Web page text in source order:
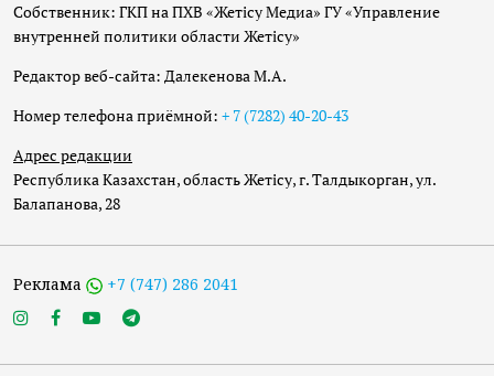
Собственник: ГКП на ПХВ «Жетісу Медиа» ГУ «Управление
внутренней политики области Жетісу»
Редактор веб-сайта: Далекенова М.А.
Номер телефона приёмной: + 7 (7282) 40-20-43
Адрес редакции
Республика Казахстан, область Жетісу, г. Талдыкорган, ул.
Балапанова, 28
Реклама +7 (747) 286 2041